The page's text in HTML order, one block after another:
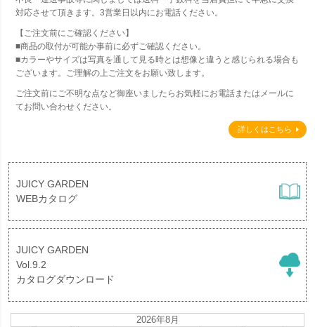
対応させて頂きます。3営業日以内にお電話ください。
【ご注文前にご確認ください】
■商品の取付が可能か事前に必ずご確認ください。
■カラーやサイズは写真を通して見る時とは想像と違うと感じられる場合も
ございます。ご理解の上ご注文をお願い致します。
ご注文前にご不明な点など御座いましたらお気軽にお電話またはメールに
てお問い合わせください。
詳しくはこちら
JUICY GARDEN
WEBカタログ
JUICY GARDEN
Vol.9.2
カタログダウンロード
2026年8月